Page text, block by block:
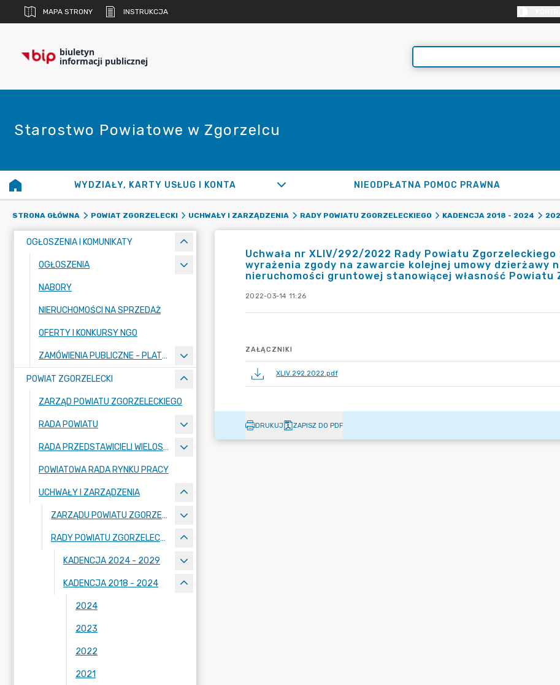
MAPA STRONY INSTRUKCJA
biuletyn
informacji publicznej
Starostwo Powiatowe w Zgorzelcu
WYDZIAŁY, KARTY USŁUG I KONTA NIEODPŁATNA POMOC PRAWNA
STRONA GŁÓWNA POWIAT ZGORZELECKI UCHWAŁY I ZARZĄDZENIA RADY POWIATU ZGORZELECKIEGO KADENCJA 2018 - 2024
OGŁOSZENIA I KOMUNIKATY
OGŁOSZENIA
NABORY
NIERUCHOMOŚCI NA SPRZEDAŻ
OFERTY I KONKURSY NGO
ZAMÓWIENIA PUBLICZNE - PLATFORMA ZAKUPOWA
POWIAT ZGORZELECKI
ZARZĄD POWIATU ZGORZELECKIEGO
RADA POWIATU
RADA PRZEDSTAWICIELI WIELOSPECJALISTYCZNEGO ZESPOŁU OPIEKI ZDROWOTNEJ "BOLESŁAWIEC-ZGORZELEC" SAMODZIELNEGO PUBLICZNEGO ZAKŁADU OPIEKI ZDROWOTNEJ
POWIATOWA RADA RYNKU PRACY
UCHWAŁY I ZARZĄDZENIA
ZARZĄDU POWIATU ZGORZELECKIEGO
RADY POWIATU ZGORZELECKIEGO
KADENCJA 2024 - 2029
KADENCJA 2018 - 2024
2024
2023
2022
2021
Uchwała nr XLIV/292/2022 Rady Powiatu
wyrażenia zgody na zawarcie kolejnej umowy dzierżawy
nieruchomości gruntowej stanowiącej własność Powiatu
2022-03-14 11:26
ZAŁĄCZNIKI
XLIV.292.2022.pdf
DRUKUJ ZAPISZ DO PDF